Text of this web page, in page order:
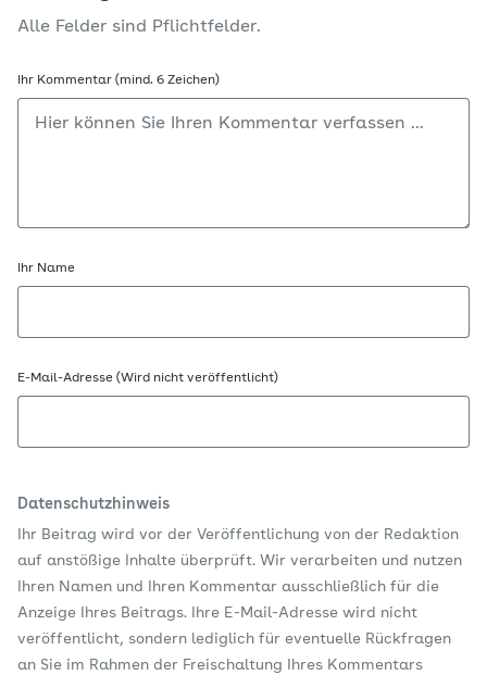
Alle Felder sind Pflichtfelder.
Ihr Kommentar (mind. 6 Zeichen)
Ihr Name
E-Mail-Adresse (Wird nicht veröffentlicht)
Datenschutzhinweis
Ihr Beitrag wird vor der Veröffentlichung von der Redaktion
auf anstößige Inhalte überprüft. Wir verarbeiten und nutzen
Ihren Namen und Ihren Kommentar ausschließlich für die
Anzeige Ihres Beitrags. Ihre E-Mail-Adresse wird nicht
veröffentlicht, sondern lediglich für eventuelle Rückfragen
an Sie im Rahmen der Freischaltung Ihres Kommentars